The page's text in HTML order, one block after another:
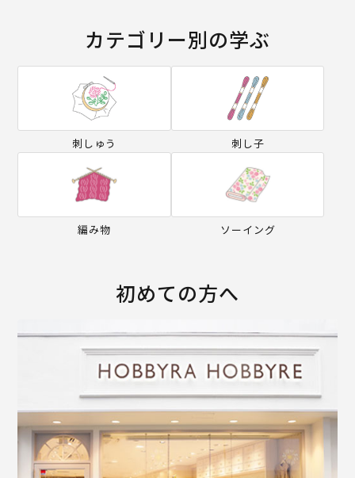
カテゴリー別の学ぶ
刺しゅう 刺し子
編み物 ソーイング
初めての方へ